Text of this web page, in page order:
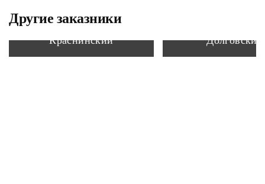
Другие заказники
Краснинский Долговский